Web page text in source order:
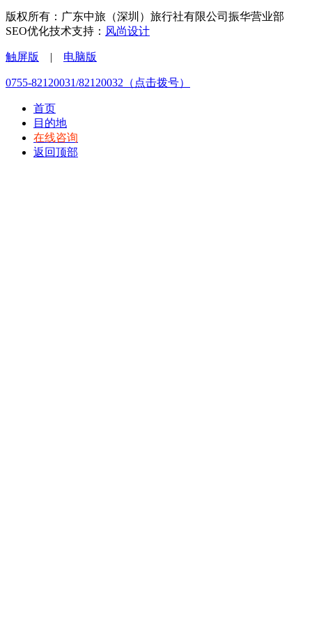
版权所有：广东中旅（深圳）旅行社有限公司振华营业部
SEO优化技术支持： 风尚设计
触屏版 | 电脑版
0755-82120031/82120032（点击拨号）
首页
目的地
在线咨询
返回顶部